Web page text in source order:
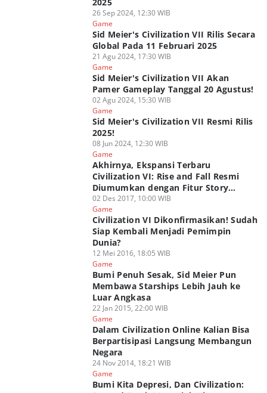
26 Sep 2024, 12:30 WIB
Game
Sid Meier's Civilization VII Rilis Secara
Global Pada 11 Februari 2025
21 Agu 2024, 17:30 WIB
Game
Sid Meier's Civilization VII Akan
Pamer Gameplay Tanggal 20 Agustus!
02 Agu 2024, 15:30 WIB
Game
Sid Meier's Civilization VII Resmi Rilis
2025!
08 Jun 2024, 12:30 WIB
Game
Akhirnya, Ekspansi Terbaru
Civilization VI: Rise and Fall Resmi
Diumumkan dengan Fitur Story
Mode!
02 Des 2017, 10:00 WIB
Game
Civilization VI Dikonfirmasikan! Sudah
Siap Kembali Menjadi Pemimpin
Dunia?
12 Mei 2016, 18:05 WIB
Game
Bumi Penuh Sesak, Sid Meier Pun
Membawa Starships Lebih Jauh ke
Luar Angkasa
22 Jan 2015, 22:00 WIB
Game
Dalam Civilization Online Kalian Bisa
Berpartisipasi Langsung Membangun
Negara
24 Nov 2014, 18:21 WIB
Game
Bumi Kita Depresi, Dan Civilization: